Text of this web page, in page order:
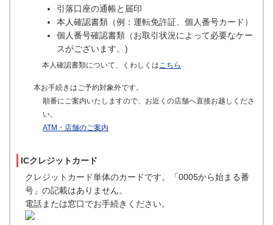
引落口座の通帳と届印
本人確認書類（例：運転免許証、個人番号カード）
個人番号確認書類（お取引状況によって必要なケー
スがございます。)
本人確認書類について、くわしくは こちら
本お手続きはご予約対象外です。
順番にご案内いたしますので、お近くの店舗へ直接お越しくださ
い。
ATM・店舗のご案内
ICクレジットカード
クレジットカード単体のカードです。「0005から始まる番
号」の記載はありません。
電話または窓口でお手続きください。